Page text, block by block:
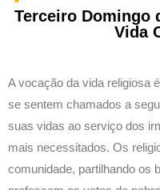
Terceiro Domingo
Vida
A vocação da vida religiosa
se sentem chamados a
suas vidas ao serviço dos
mais necessitados. Os
comunidade, partilhando os